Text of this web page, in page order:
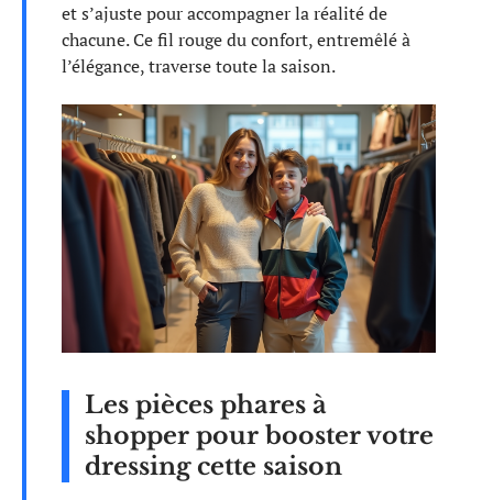
et s’ajuste pour accompagner la réalité de
chacune. Ce fil rouge du confort, entremêlé à
l’élégance, traverse toute la saison.
Les pièces phares à
shopper pour booster votre
dressing cette saison